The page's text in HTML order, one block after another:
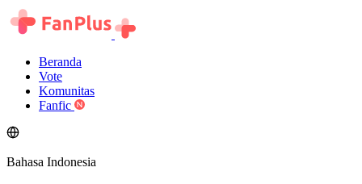
Beranda
Vote
Komunitas
Fanfic
Bahasa Indonesia